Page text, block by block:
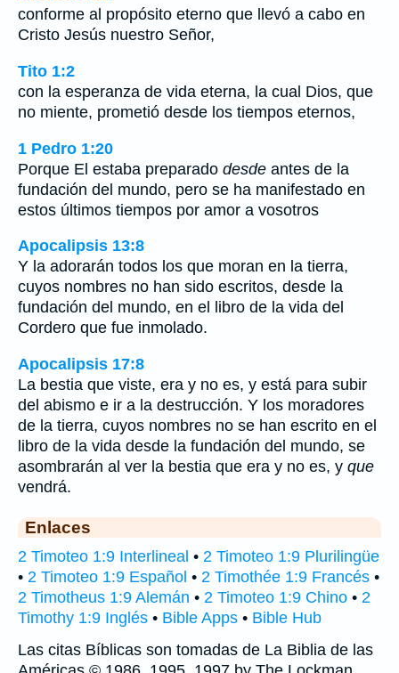
conforme al propósito eterno que llevó a cabo en
Cristo Jesús nuestro Señor,
Tito 1:2
con la esperanza de vida eterna, la cual Dios, que
no miente, prometió desde los tiempos eternos,
1 Pedro 1:20
Porque El estaba preparado desde antes de la
fundación del mundo, pero se ha manifestado en
estos últimos tiempos por amor a vosotros
Apocalipsis 13:8
Y la adorarán todos los que moran en la tierra,
cuyos nombres no han sido escritos, desde la
fundación del mundo, en el libro de la vida del
Cordero que fue inmolado.
Apocalipsis 17:8
La bestia que viste, era y no es, y está para subir
del abismo e ir a la destrucción. Y los moradores
de la tierra, cuyos nombres no se han escrito en el
libro de la vida desde la fundación del mundo, se
asombrarán al ver la bestia que era y no es, y que
vendrá.
Enlaces
2 Timoteo 1:9 Interlineal • 2 Timoteo 1:9 Plurilingüe
• 2 Timoteo 1:9 Español • 2 Timothée 1:9 Francés •
2 Timotheus 1:9 Alemán • 2 Timoteo 1:9 Chino • 2
Timothy 1:9 Inglés • Bible Apps • Bible Hub
Las citas Bíblicas son tomadas de La Biblia de las